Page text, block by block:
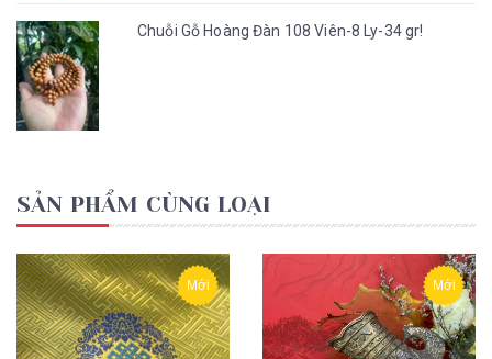
Chuỗi Gỗ Hoàng Đàn 108 Viên-8 Ly-34 gr!
SẢN PHẨM CÙNG LOẠI
Mới Mới